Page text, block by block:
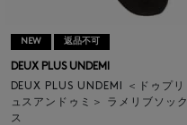
NEW 返品不可
DEUX PLUS UNDEMI
DEUX PLUS UNDEMI ＜ドゥプリ
ュスアンドゥミ＞ ラメリブソック
ス